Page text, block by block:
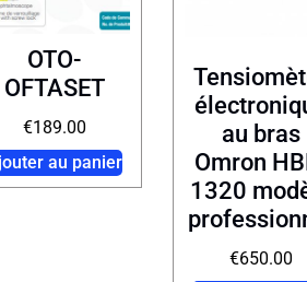
OTO-
OFTASET
€189.00
au panier
au bras
Omron
1320
€650.00